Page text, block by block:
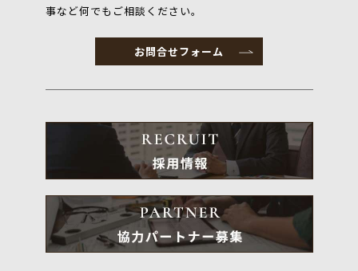
事など何でもご相談ください。
お問合せフォーム